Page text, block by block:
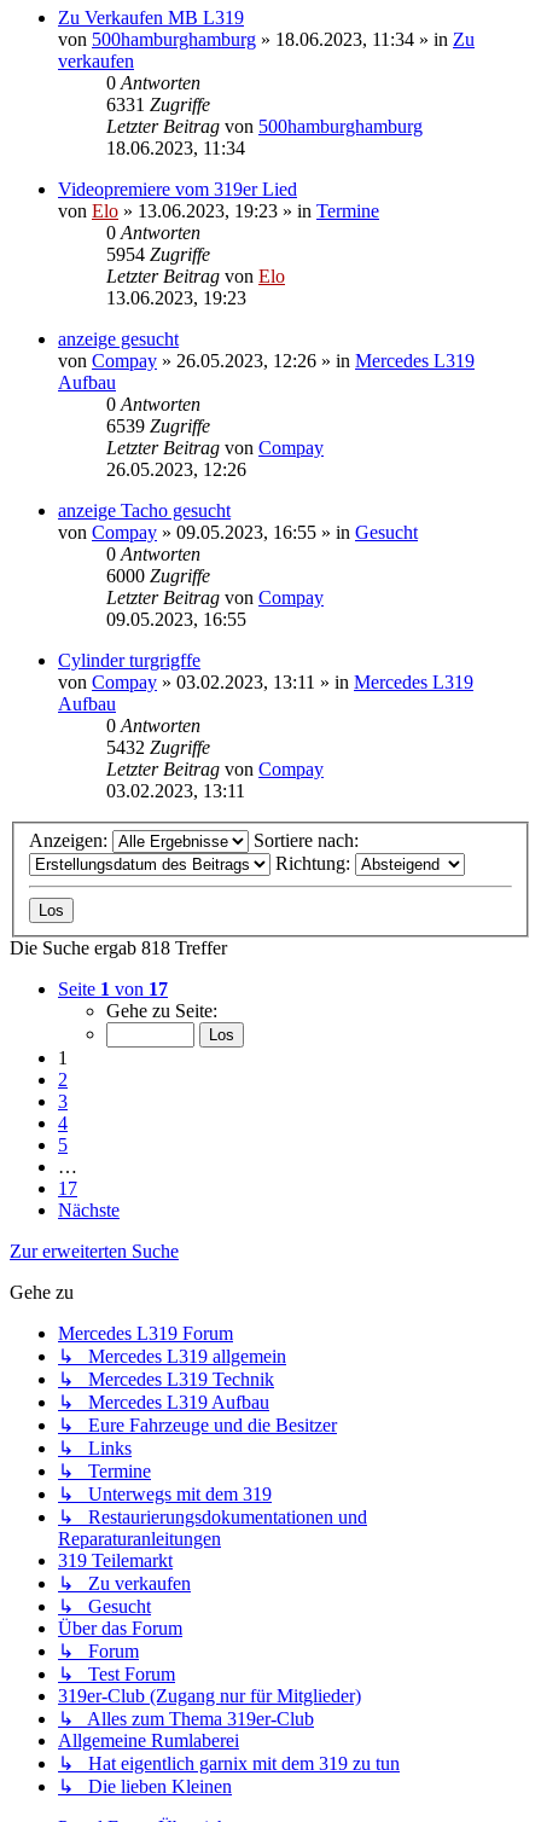
Zu Verkaufen MB L319
von 500hamburghamburg » 18.06.2023, 11:34 » in Zu
verkaufen
0 Antworten
6331 Zugriffe
Letzter Beitrag von 500hamburghamburg
18.06.2023, 11:34
Videopremiere vom 319er Lied
von Elo » 13.06.2023, 19:23 » in Termine
0 Antworten
5954 Zugriffe
Letzter Beitrag von Elo
13.06.2023, 19:23
anzeige gesucht
von Compay » 26.05.2023, 12:26 » in Mercedes L319
Aufbau
0 Antworten
6539 Zugriffe
Letzter Beitrag von Compay
26.05.2023, 12:26
anzeige Tacho gesucht
von Compay » 09.05.2023, 16:55 » in Gesucht
0 Antworten
6000 Zugriffe
Letzter Beitrag von Compay
09.05.2023, 16:55
Cylinder turgrigffe
von Compay » 03.02.2023, 13:11 » in Mercedes L319
Aufbau
0 Antworten
5432 Zugriffe
Letzter Beitrag von Compay
03.02.2023, 13:11
Anzeigen:
Sortiere nach:
Richtung:
Die Suche ergab 818 Treffer
Seite 1 von 17
Gehe zu Seite:
1
2
3
4
5
…
17
Nächste
Zur erweiterten Suche
Gehe zu
Mercedes L319 Forum
↳ Mercedes L319 allgemein
↳ Mercedes L319 Technik
↳ Mercedes L319 Aufbau
↳ Eure Fahrzeuge und die Besitzer
↳ Links
↳ Termine
↳ Unterwegs mit dem 319
↳ Restaurierungsdokumentationen und
Reparaturanleitungen
319 Teilemarkt
↳ Zu verkaufen
↳ Gesucht
Über das Forum
↳ Forum
↳ Test Forum
319er-Club (Zugang nur für Mitglieder)
↳ Alles zum Thema 319er-Club
Allgemeine Rumlaberei
↳ Hat eigentlich garnix mit dem 319 zu tun
↳ Die lieben Kleinen